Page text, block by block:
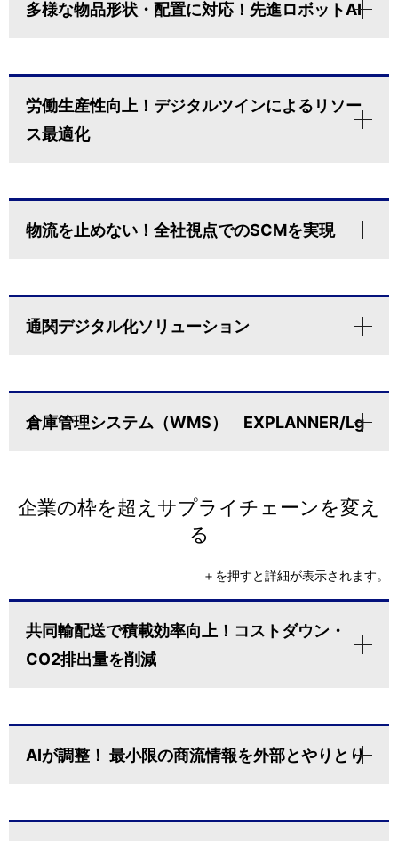
多様な物品形状・配置に対応！先進ロボットAI
労働生産性向上！デジタルツインによるリソー
ス最適化
物流を止めない！全社視点でのSCMを実現
通関デジタル化ソリューション
倉庫管理システム（WMS） EXPLANNER/Lg
企業の枠を超えサプライチェーンを変え
る
＋を押すと詳細が表示されます。
共同輸配送で積載効率向上！コストダウン・
CO2排出量を削減
AIが調整！ 最小限の商流情報を外部とやりとり